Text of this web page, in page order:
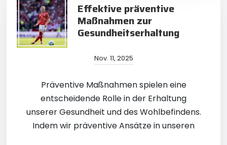
Effektive präventive
Maßnahmen zur
Gesundheitserhaltung
Nov. 11, 2025
Präventive Maßnahmen spielen eine
entscheidende Rolle in der Erhaltung
unserer Gesundheit und des Wohlbefindens.
Indem wir präventive Ansätze in unseren